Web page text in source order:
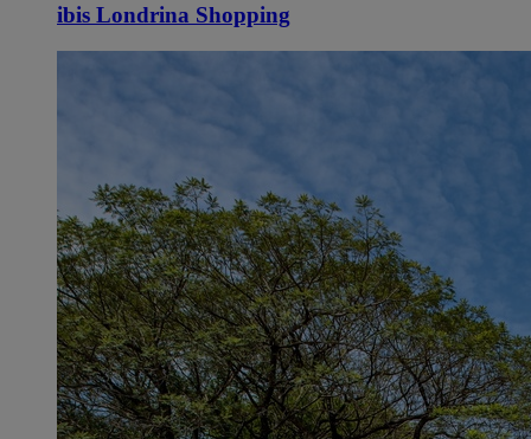
ibis Londrina Shopping